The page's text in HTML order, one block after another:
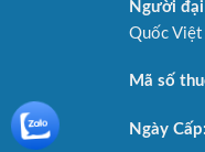
Người
Quốc Việt
Mã số
Ngày Cấp: